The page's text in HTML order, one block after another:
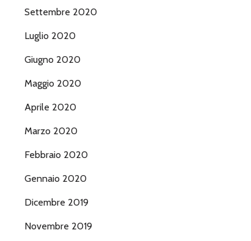
Settembre 2020
Luglio 2020
Giugno 2020
Maggio 2020
Aprile 2020
Marzo 2020
Febbraio 2020
Gennaio 2020
Dicembre 2019
Novembre 2019